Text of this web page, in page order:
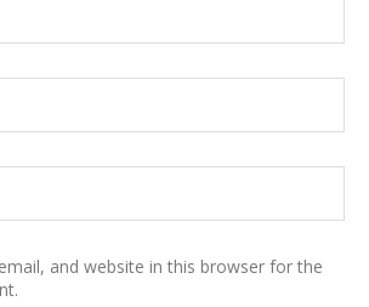
and website in this browser for the